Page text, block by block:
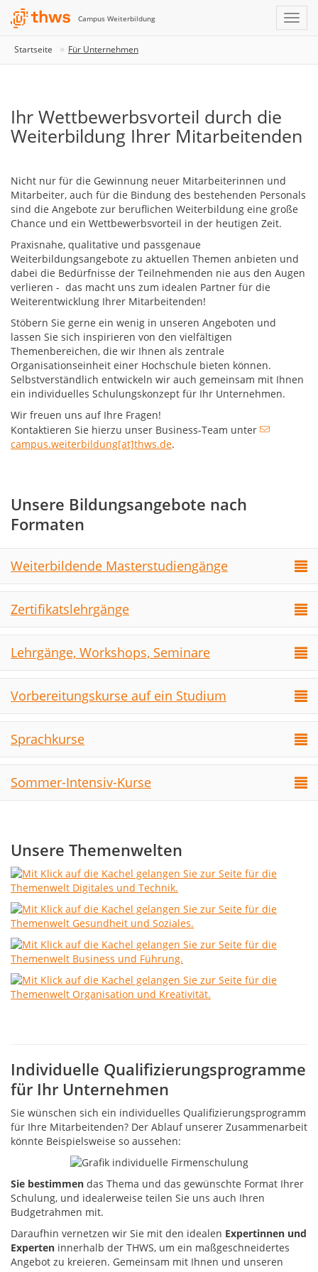
Campus Weiterbildung
Startseite Für Unternehmen
Ihr Wettbewerbsvorteil durch die
Weiterbildung Ihrer Mitarbeitenden
Nicht nur für die Gewinnung neuer Mitarbeiterinnen und
Mitarbeiter, auch für die Bindung des bestehenden Personals
sind die Angebote zur beruflichen Weiterbildung eine große
Chance und ein Wettbewerbsvorteil in der heutigen Zeit.
Praxisnahe, qualitative und passgenaue
Weiterbildungsangebote zu aktuellen Themen anbieten und
dabei die Bedürfnisse der Teilnehmenden nie aus den Augen
verlieren - das macht uns zum idealen Partner für die
Weiterentwicklung Ihrer Mitarbeitenden!
Stöbern Sie gerne ein wenig in unseren Angeboten und
lassen Sie sich inspirieren von den vielfältigen
Themenbereichen, die wir Ihnen als zentrale
Organisationseinheit einer Hochschule bieten können.
Selbstverständlich entwickeln wir auch gemeinsam mit Ihnen
ein individuelles Schulungskonzept für Ihr Unternehmen.
Wir freuen uns auf Ihre Fragen!
Kontaktieren Sie hierzu unser Business-Team unter
campus.weiterbildung[at]thws.de.
Unsere Bildungsangebote nach
Formaten
Weiterbildende Masterstudiengänge
Zertifikatslehrgänge
Lehrgänge, Workshops, Seminare
Vorbereitungskurse auf ein Studium
Sprachkurse
Sommer-Intensiv-Kurse
Unsere Themenwelten
Individuelle Qualifizierungsprogramme
für Ihr Unternehmen
Sie wünschen sich ein individuelles Qualifizierungsprogramm
für Ihre Mitarbeitenden? Der Ablauf unserer Zusammenarbeit
könnte Beispielsweise so aussehen:
Sie bestimmen das Thema und das gewünschte Format Ihrer
Schulung, und idealerweise teilen Sie uns auch Ihren
Budgetrahmen mit.
Daraufhin vernetzen wir Sie mit den idealen Expertinnen und
Experten innerhalb der THWS, um ein maßgeschneidertes
Angebot zu kreieren. Gemeinsam mit Ihnen und unseren